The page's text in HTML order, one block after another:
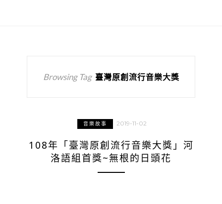
Browsing Tag 臺灣原創流行音樂大獎
音樂故事 2019-11-02
108年「臺灣原創流行音樂大獎」河
洛語組首獎~無根的日頭花